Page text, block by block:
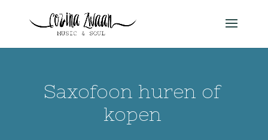
Saxofoon huren of
kopen